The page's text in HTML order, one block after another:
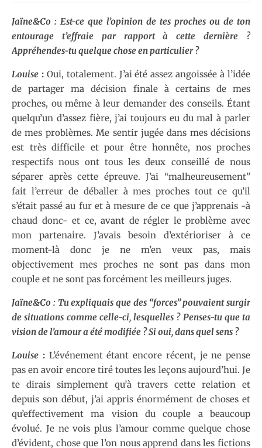
Jaïne&Co : Est-ce que l’opinion de tes proches ou de ton
entourage t’effraie par rapport à cette dernière ?
Appréhendes-tu quelque chose en particulier ?
Louise :Oui, totalement. J’ai été assez angoissée à l’idée
de partager ma décision finale à certains de mes
proches, ou même à leur demander des conseils. Étant
quelqu’un d’assez fière, j’ai toujours eu du mal à parler
de mes problèmes. Me sentir jugée dans mes décisions
est très difficile et pour être honnête, nos proches
respectifs nous ont tous les deux conseillé de nous
séparer après cette épreuve. J’ai “malheureusement”
fait l’erreur de déballer à mes proches tout ce qu’il
s’était passé au fur et à mesure de ce que j’apprenais -à
chaud donc- et ce, avant de régler le problème avec
mon partenaire. J’avais besoin d’extérioriser à ce
moment-là donc je ne m’en veux pas, mais
objectivement mes proches ne sont pas dans mon
couple et ne sont pas forcément les meilleurs juges.
Jaïne&Co : Tu expliquais que des “forces” pouvaient surgir
de situations comme celle-ci, lesquelles ? Penses-tu que ta
vision de l’amour a été modifiée ? Si oui, dans quel sens ?
Louise :L’événement étant encore récent, je ne pense
pas en avoir encore tiré toutes les leçons aujourd’hui. Je
te dirais simplement qu’à travers cette relation et
depuis son début, j’ai appris énormément de choses et
qu’effectivement ma vision du couple a beaucoup
évolué. Je ne vois plus l’amour comme quelque chose
d’évident, chose que l’on nous apprend dans les fictions